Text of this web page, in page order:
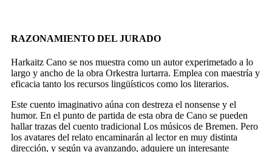
RAZONAMIENTO DEL JURADO
Harkaitz Cano se nos muestra como un autor experimetado a lo
largo y ancho de la obra Orkestra lurtarra. Emplea con maestría y
eficacia tanto los recursos lingüísticos como los literarios.
Este cuento imaginativo aúna con destreza el nonsense y el
humor. En el punto de partida de esta obra de Cano se pueden
hallar trazas del cuento tradicional Los músicos de Bremen. Pero
los avatares del relato encaminarán al lector en muy distinta
dirección, y según va avanzando, adquiere un interesante